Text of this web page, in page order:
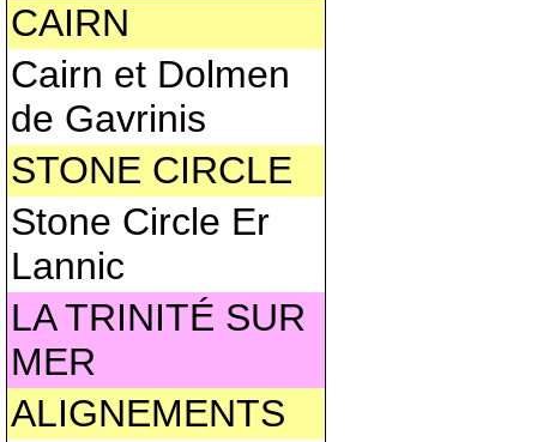
CAIRN
Cairn et Dolmen
de Gavrinis
STONE CIRCLE
Stone Circle Er
Lannic
LA TRINITÉ SUR
MER
ALIGNEMENTS